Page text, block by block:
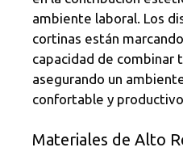
ambiente laboral. Los
cortinas están
capacidad de combinar
asegurando un
confortable y
Materiales de Alto